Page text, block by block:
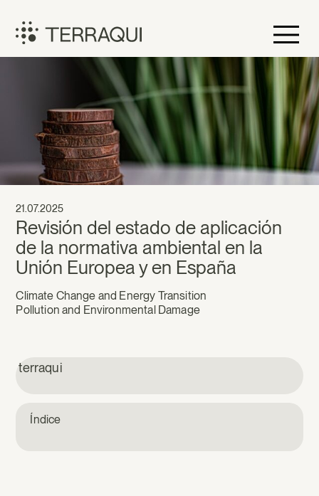
content
Terraqui
Revisión del estado de aplicación
de la normativa ambiental en la
Unión Europea y en España
21.07.2025
Climate Change and Energy Transition
Pollution and Environmental Damage
terraqui
Índice